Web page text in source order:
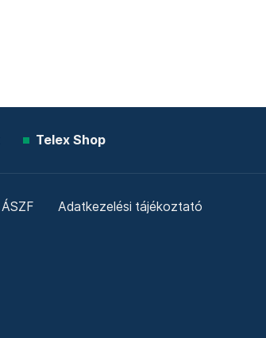
Telex Shop
ÁSZF Adatkezelési tájékoztató